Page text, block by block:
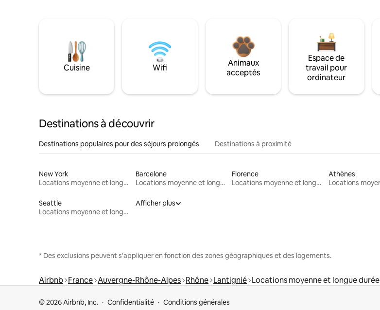
Cuisine Wifi
Animaux
acceptés
Espace de
travail pour
ordinateur
Destinations à découvrir
Destinations populaires pour des séjours prolongés Destinations à proximité
New York
Locations moyenne et longue durée
Barcelone
Locations moyenne et longue durée
Florence
Locations moyenne et longue durée
Athènes
Seattle
Locations moyenne et longue durée
Afficher plus
* Des exclusions peuvent s'appliquer en fonction des zones géographiques et des logements.
Airbnb France Auvergne-Rhône-Alpes Rhône Lantignié Locations moyenne et longue durée
© 2026 Airbnb, Inc. Confidentialité Conditions générales